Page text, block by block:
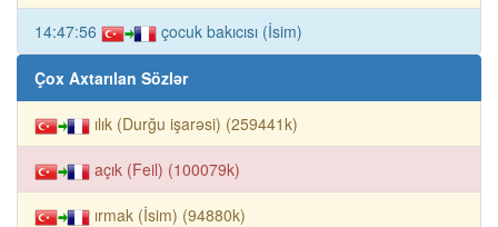
14:47:56 çocuk bakıcısı (İsim)
Çox Axtarılan Sözlər
ılık (Durğu işarəsi) (259441k)
açık (Feil) (100079k)
ırmak (İsim) (94880k)